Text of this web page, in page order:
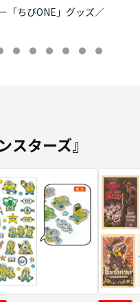
「ちびONE」グッズ／
スターズ』